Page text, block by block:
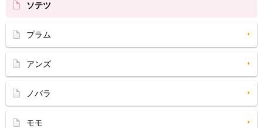
ソテツ
プラム
アンズ
ノバラ
モモ